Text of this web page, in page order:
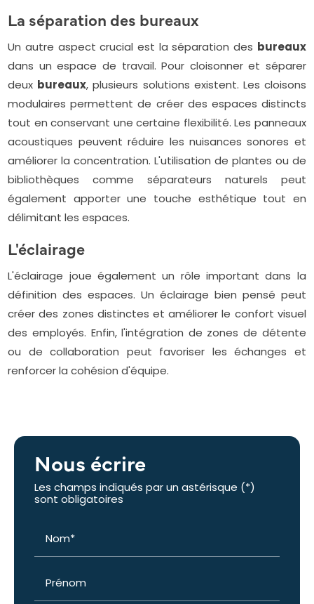
La séparation des bureaux
Un autre aspect crucial est la séparation des bureaux
dans un espace de travail. Pour cloisonner et séparer
deux bureaux, plusieurs solutions existent. Les cloisons
modulaires permettent de créer des espaces distincts
tout en conservant une certaine flexibilité. Les panneaux
acoustiques peuvent réduire les nuisances sonores et
améliorer la concentration. L'utilisation de plantes ou de
bibliothèques comme séparateurs naturels peut
également apporter une touche esthétique tout en
délimitant les espaces.
L'éclairage
L'éclairage joue également un rôle important dans la
définition des espaces. Un éclairage bien pensé peut
créer des zones distinctes et améliorer le confort visuel
des employés. Enfin, l'intégration de zones de détente
ou de collaboration peut favoriser les échanges et
renforcer la cohésion d'équipe.
Nous écrire
Les champs indiqués par un astérisque (*)
sont obligatoires
Nom*
Prénom